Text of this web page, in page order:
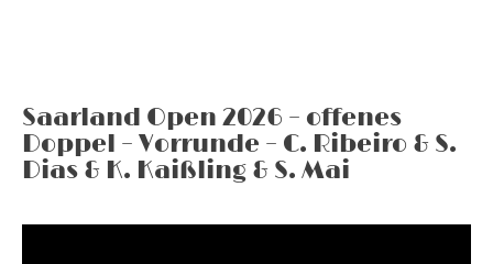
Saarland Open 2026 – offenes
Doppel – Vorrunde – C. Ribeiro & S.
Dias & K. Kaißling & S. Mai